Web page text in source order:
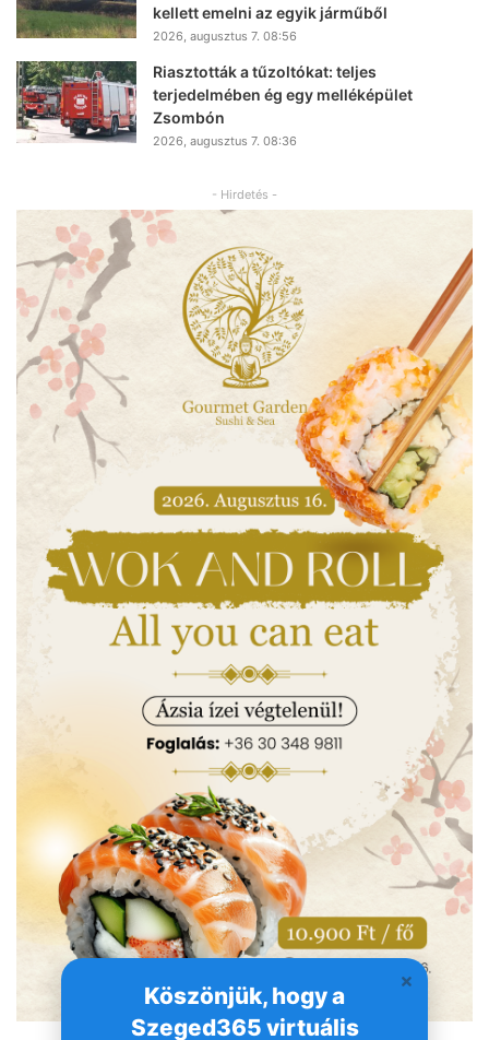
Köszönjük, hogy a
Szeged365 virtuális
kellett emelni az egyik járműből
2026, augusztus 7. 08:56
Riasztották a tűzoltókat: teljes
terjedelmében ég egy melléképület
Zsombón
2026, augusztus 7. 08:36
- Hirdetés -